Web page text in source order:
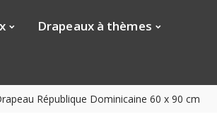
Drapeaux à thèmes
République Dominicaine 60 x 90 cm